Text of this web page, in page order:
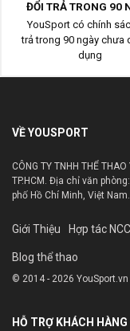
ĐỔI TRẢ TRONG 90
YouSport có chính
trả trong 90 ngày chưa
dụng
VỀ YOUSPORT
CÔNG TY TNHH THỂ
TP.HCM. Địa chỉ văn
phố Hồ Chí Minh, Việt Nam.
Giới Thiệu Hợp tác NCC
Blog thể thao
© 2014 - 2026 YouSport.vn
HỖ TRỢ KHÁCH HÀNG